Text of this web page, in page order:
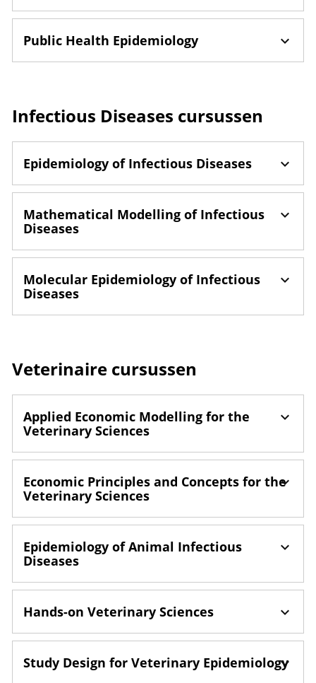
Public Health Epidemiology
Infectious Diseases cursussen
Epidemiology of Infectious Diseases
Mathematical Modelling of Infectious
Diseases
Molecular Epidemiology of Infectious
Diseases
Veterinaire cursussen
Applied Economic Modelling for the
Veterinary Sciences
Economic Principles and Concepts for the
Veterinary Sciences
Epidemiology of Animal Infectious
Diseases
Hands-on Veterinary Sciences
Study Design for Veterinary Epidemiology